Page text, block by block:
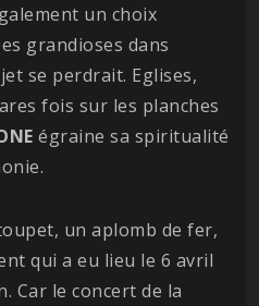
un choix
grandioses dans
se perdrait. Eglises,
fois sur les planches
égraine sa spiritualité
un aplomb de fer,
qui a eu lieu le 6 avril
Car le concert de la